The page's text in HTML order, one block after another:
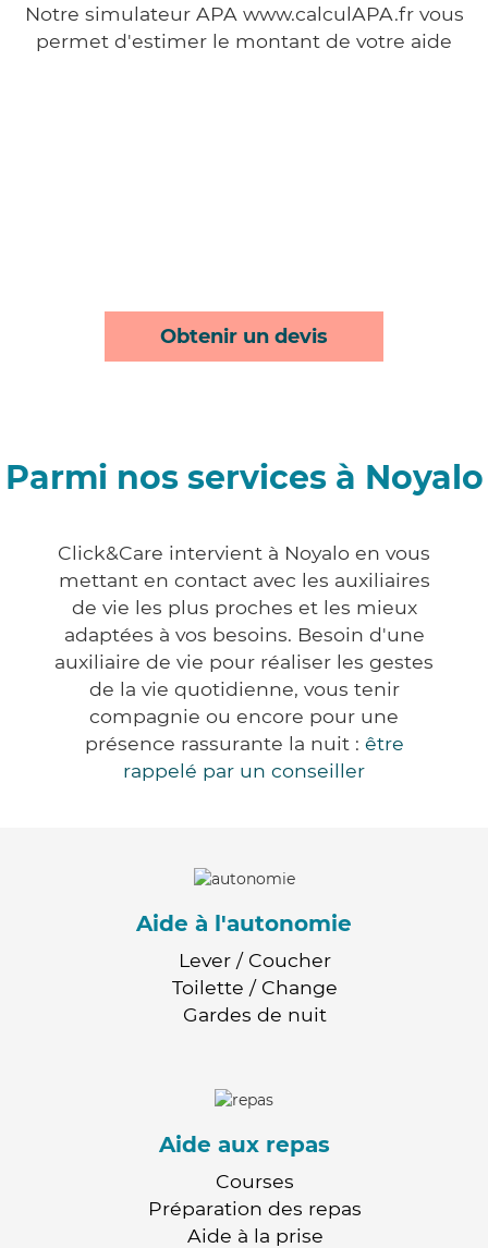
Notre simulateur APA www.calculAPA.fr vous
permet d'estimer le montant de votre aide
Obtenir un devis
Parmi nos services à Noyalo
Click&Care intervient à Noyalo en vous
mettant en contact avec les auxiliaires
de vie les plus proches et les mieux
adaptées à vos besoins. Besoin d'une
auxiliaire de vie pour réaliser les gestes
de la vie quotidienne, vous tenir
compagnie ou encore pour une
présence rassurante la nuit : être
rappelé par un conseiller
Aide à l'autonomie
Lever / Coucher
Toilette / Change
Gardes de nuit
Aide aux repas
Courses
Préparation des repas
Aide à la prise